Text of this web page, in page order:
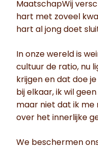
MaatschapWij
hart met zoveel
hart al jong doet
In onze wereld is
cultuur de ratio, nu
krijgen en dat doe
bij elkaar, ik wil
maar niet dat ik me
over het innerlijke
We beschermen